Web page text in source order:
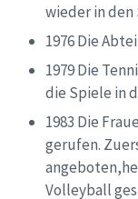
wieder in den
1976 Die
1979 Die
die Spiele in
1983 Die
gerufen.
Volleyball